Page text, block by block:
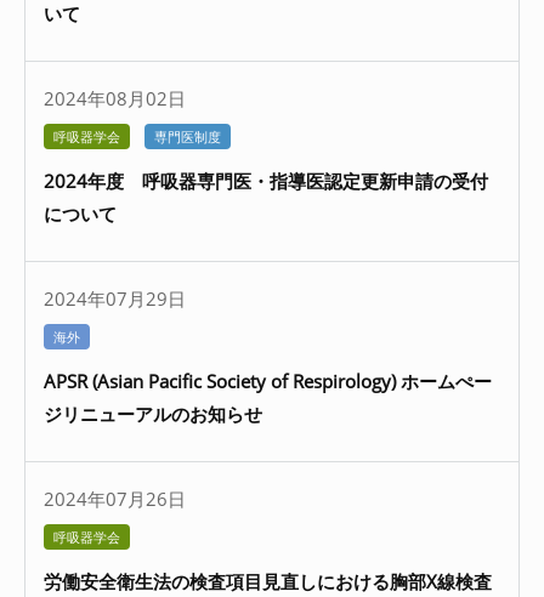
いて
2024年08月02日
呼吸器学会 専門医制度
2024年度 呼吸器専門医・指導医認定更新申請の受付
について
2024年07月29日
海外
APSR (Asian Pacific Society of Respirology) ホームぺー
ジリニューアルのお知らせ
2024年07月26日
呼吸器学会
労働安全衛生法の検査項目見直しにおける胸部X線検査